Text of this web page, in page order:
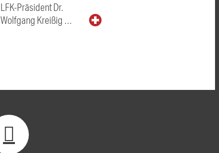
LFK-Präsident Dr.
Wolfgang Kreißig …